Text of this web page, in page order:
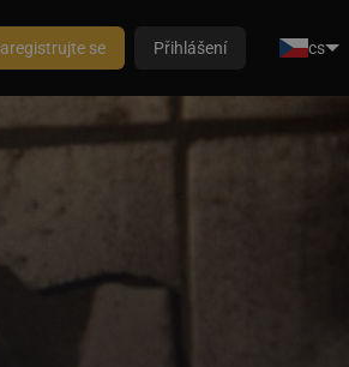
Zaregistrujte se Přihlášení cs